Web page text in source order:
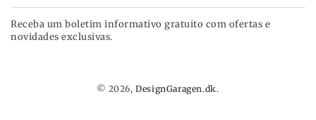
seu
e-
Receba um boletim informativo gratuito com ofertas e
novidades exclusivas.
© 2026,DesignGaragen.dk.